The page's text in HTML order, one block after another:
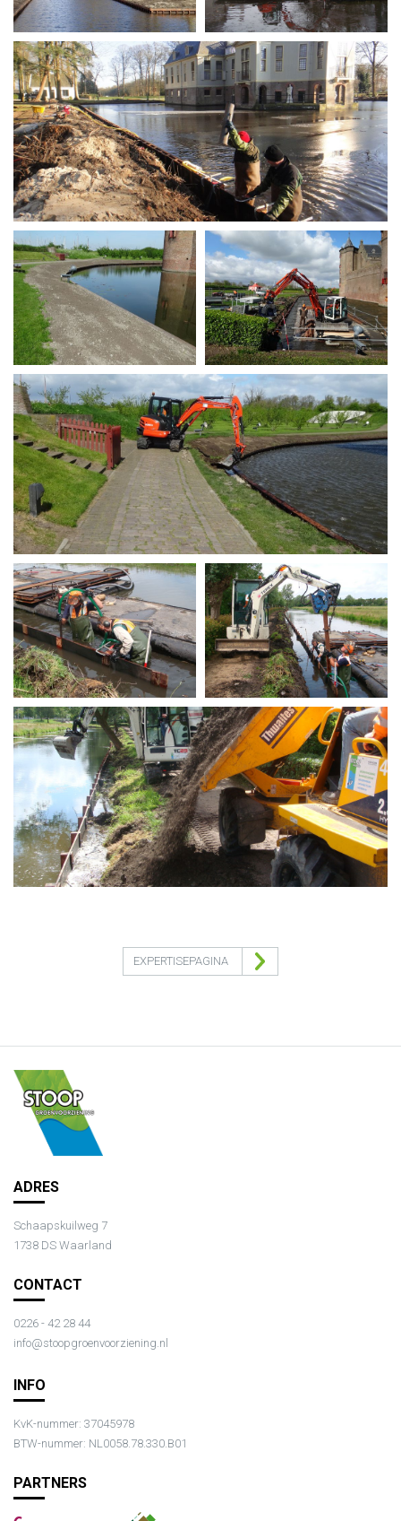
EXPERTISEPAGINA
ADRES
Schaapskuilweg 7
1738 DS Waarland
CONTACT
0226 - 42 28 44
info@stoopgroenvoorziening.nl
INFO
KvK-nummer: 37045978
BTW-nummer: NL0058.78.330.B01
PARTNERS